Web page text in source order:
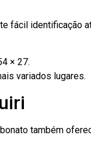
fácil identificação
× 27.
variados lugares.
também